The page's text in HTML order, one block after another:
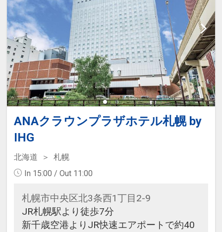
ANAクラウンプラザホテル札幌 by
IHG
北海道
札幌
In 15:00 / Out 11:00
札幌市中央区北3条西1丁目2-9
JR札幌駅より徒歩7分
新千歳空港よりJR快速エアポートで約40